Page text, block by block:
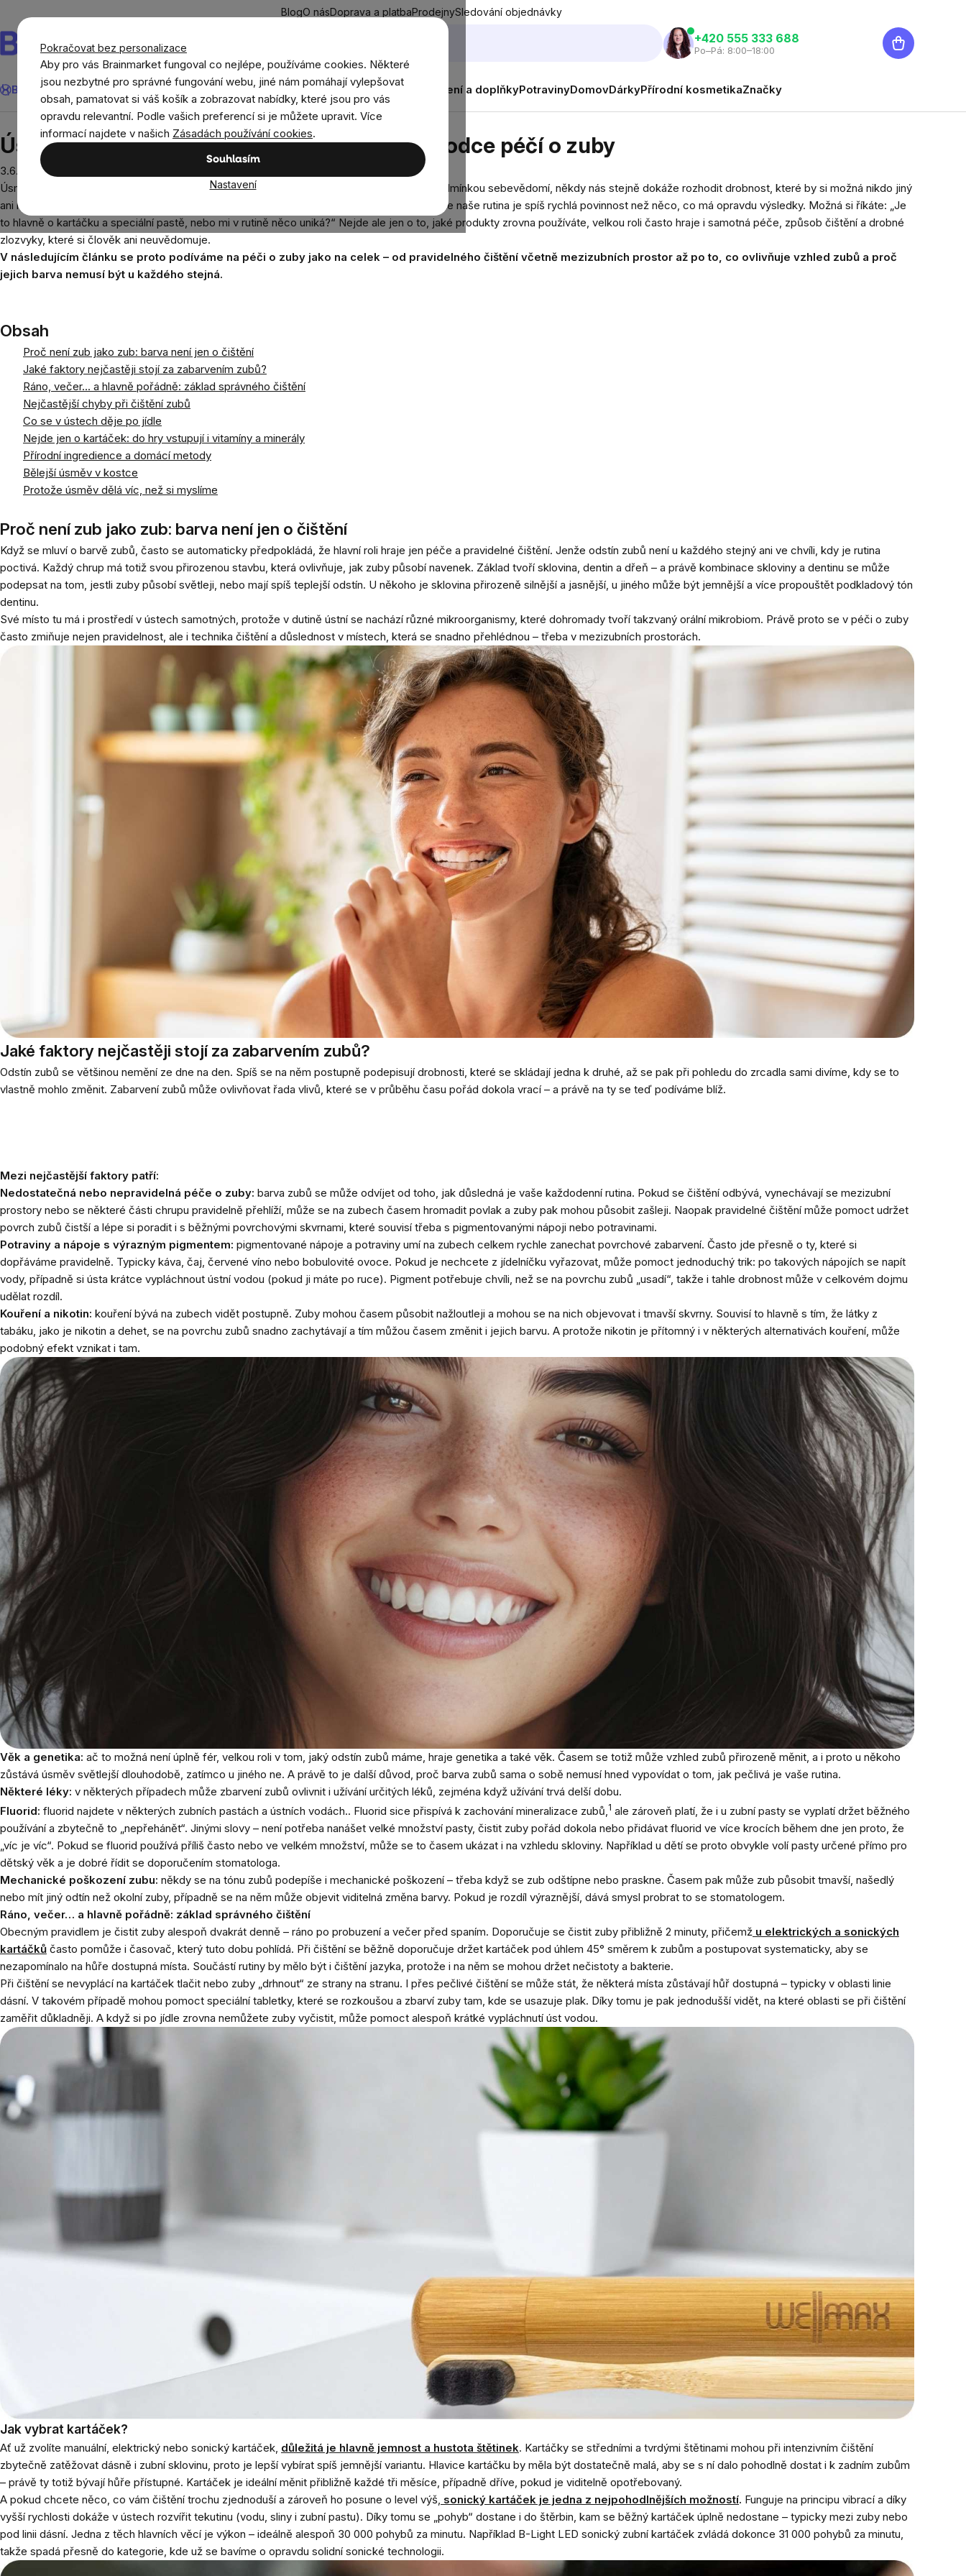
Pokračovat bez personalizace
Aby pro vás Brainmarket fungoval co nejlépe, používáme cookies. Některé
jsou nezbytné pro správné fungování webu, jiné nám pomáhají vylepšovat
obsah, pamatovat si váš košík a zobrazovat nabídky, které jsou pro vás
opravdu relevantní. Podle vašich preferencí si je můžete upravit. Více
informací najdete v našich Zásadách používání cookies.
Souhlasím
Nastavení
obsah
BlogO násDoprava a platbaProdejnySledování objednávky
Hledat
‭+420 555 333 688
Po–Pá: 8:00–18:00
Nákupní
košík
BrainMax® Léto Ušetři CíleDoplňky stravy a výživaNovinkyMužiŽenyDěti Oblečení a doplňkyPotravinyDomovDárkyPřírodní kosmetikaZnačky
Blog Úsměv začíná v koupelně: Jednoduchý průvodce péčí o zuby
Úsměv začíná v koupelně: Jednoduchý průvodce péčí o zuby
3.6.2024
Úsměv je často to první, čeho si na nás lidé všimnou. A i když víme, že dokonalost není podmínkou sebevědomí, někdy nás stejně dokáže rozhodit drobnost, které by si možná nikdo jiný
ani nevšiml. Nažloutlý odstín, skvrnky od kávy, pocit „ne úplně čistých“ zubů nebo dojem, že naše rutina je spíš rychlá povinnost než něco, co má opravdu výsledky. Možná si říkáte: „Je
to hlavně o kartáčku a speciální pastě, nebo mi v rutině něco uniká?“ Nejde ale jen o to, jaké produkty zrovna používáte, velkou roli často hraje i samotná péče, způsob čištění a drobné
zlozvyky, které si člověk ani neuvědomuje.
V následujícím článku se proto podíváme na péči o zuby jako na celek – od pravidelného čištění včetně mezizubních prostor až po to, co ovlivňuje vzhled zubů a proč
jejich barva nemusí být u každého stejná.
Obsah
Proč není zub jako zub: barva není jen o čištění
Jaké faktory nejčastěji stojí za zabarvením zubů?
Ráno, večer… a hlavně pořádně: základ správného čištění
Nejčastější chyby při čištění zubů
Co se v ústech děje po jídle
Nejde jen o kartáček: do hry vstupují i vitamíny a minerály
Přírodní ingredience a domácí metody
Bělejší úsměv v kostce
Protože úsměv dělá víc, než si myslíme
Proč není zub jako zub: barva není jen o čištění
Když se mluví o barvě zubů, často se automaticky předpokládá, že hlavní roli hraje jen péče a pravidelné čištění. Jenže odstín zubů není u každého stejný ani ve chvíli, kdy je rutina
poctivá. Každý chrup má totiž svou přirozenou stavbu, která ovlivňuje, jak zuby působí navenek. Základ tvoří sklovina, dentin a dřeň – a právě kombinace skloviny a dentinu se může
podepsat na tom, jestli zuby působí světleji, nebo mají spíš teplejší odstín. U někoho je sklovina přirozeně silnější a jasnější, u jiného může být jemnější a více propouštět podkladový tón
dentinu.
Své místo tu má i prostředí v ústech samotných, protože v dutině ústní se nachází různé mikroorganismy, které dohromady tvoří takzvaný orální mikrobiom. Právě proto se v péči o zuby
často zmiňuje nejen pravidelnost, ale i technika čištění a důslednost v místech, která se snadno přehlédnou – třeba v mezizubních prostorách.
Jaké faktory nejčastěji stojí za zabarvením zubů?
Odstín zubů se většinou nemění ze dne na den. Spíš se na něm postupně podepisují drobnosti, které se skládají jedna k druhé, až se pak při pohledu do zrcadla sami divíme, kdy se to
vlastně mohlo změnit. Zabarvení zubů může ovlivňovat řada vlivů, které se v průběhu času pořád dokola vrací – a právě na ty se teď podíváme blíž.
Mezi nejčastější faktory patří:
Nedostatečná nebo nepravidelná péče o zuby: barva zubů se může odvíjet od toho, jak důsledná je vaše každodenní rutina. Pokud se čištění odbývá, vynechávají se mezizubní
prostory nebo se některé části chrupu pravidelně přehlíží, může se na zubech časem hromadit povlak a zuby pak mohou působit zašleji. Naopak pravidelné čištění může pomoct udržet
povrch zubů čistší a lépe si poradit i s běžnými povrchovými skvrnami, které souvisí třeba s pigmentovanými nápoji nebo potravinami.
Potraviny a nápoje s výrazným pigmentem: pigmentované nápoje a potraviny umí na zubech celkem rychle zanechat povrchové zabarvení. Často jde přesně o ty, které si
dopřáváme pravidelně. Typicky káva, čaj, červené víno nebo bobulovité ovoce. Pokud je nechcete z jídelníčku vyřazovat, může pomoct jednoduchý trik: po takových nápojích se napít
vody, případně si ústa krátce vypláchnout ústní vodou (pokud ji máte po ruce). Pigment potřebuje chvíli, než se na povrchu zubů „usadí“, takže i tahle drobnost může v celkovém dojmu
udělat rozdíl.
Kouření a nikotin: kouření bývá na zubech vidět postupně. Zuby mohou časem působit nažloutleji a mohou se na nich objevovat i tmavší skvrny. Souvisí to hlavně s tím, že látky z
tabáku, jako je nikotin a dehet, se na povrchu zubů snadno zachytávají a tím můžou časem změnit i jejich barvu. A protože nikotin je přítomný i v některých alternativách kouření, může
podobný efekt vznikat i tam.
Věk a genetika: ač to možná není úplně fér, velkou roli v tom, jaký odstín zubů máme, hraje genetika a také věk. Časem se totiž může vzhled zubů přirozeně měnit, a i proto u někoho
zůstává úsměv světlejší dlouhodobě, zatímco u jiného ne. A právě to je další důvod, proč barva zubů sama o sobě nemusí hned vypovídat o tom, jak pečlivá je vaše rutina.
Některé léky: v některých případech může zbarvení zubů ovlivnit i užívání určitých léků, zejména když užívání trvá delší dobu.
Fluorid: fluorid najdete v některých zubních pastách a ústních vodách.. Fluorid sice přispívá k zachování mineralizace zubů,1 ale zároveň platí, že i u zubní pasty se vyplatí držet běžného
používání a zbytečně to „nepřehánět“. Jinými slovy – není potřeba nanášet velké množství pasty, čistit zuby pořád dokola nebo přidávat fluorid ve více krocích během dne jen proto, že
„víc je víc“. Pokud se fluorid používá příliš často nebo ve velkém množství, může se to časem ukázat i na vzhledu skloviny. Například u dětí se proto obvykle volí pasty určené přímo pro
dětský věk a je dobré řídit se doporučením stomatologa.
Mechanické poškození zubu: někdy se na tónu zubů podepíše i mechanické poškození – třeba když se zub odštípne nebo praskne. Časem pak může zub působit tmavší, našedlý
nebo mít jiný odtín než okolní zuby, případně se na něm může objevit viditelná změna barvy. Pokud je rozdíl výraznější, dává smysl probrat to se stomatologem.
Ráno, večer… a hlavně pořádně: základ správného čištění
Obecným pravidlem je čistit zuby alespoň dvakrát denně – ráno po probuzení a večer před spaním. Doporučuje se čistit zuby přibližně 2 minuty, přičemž u elektrických a sonických
kartáčků často pomůže i časovač, který tuto dobu pohlídá. Při čištění se běžně doporučuje držet kartáček pod úhlem 45° směrem k zubům a postupovat systematicky, aby se
nezapomínalo na hůře dostupná místa. Součástí rutiny by mělo být i čištění jazyka, protože i na něm se mohou držet nečistoty a bakterie.
Při čištění se nevyplácí na kartáček tlačit nebo zuby „drhnout“ ze strany na stranu. I přes pečlivé čištění se může stát, že některá místa zůstávají hůř dostupná – typicky v oblasti linie
dásní. V takovém případě mohou pomoct speciální tabletky, které se rozkoušou a zbarví zuby tam, kde se usazuje plak. Díky tomu je pak jednodušší vidět, na které oblasti se při čištění
zaměřit důkladněji. A když si po jídle zrovna nemůžete zuby vyčistit, může pomoct alespoň krátké vypláchnutí úst vodou.
Jak vybrat kartáček?
Ať už zvolíte manuální, elektrický nebo sonický kartáček, důležitá je hlavně jemnost a hustota štětinek. Kartáčky se středními a tvrdými štětinami mohou při intenzivním čištění
zbytečně zatěžovat dásně i zubní sklovinu, proto je lepší vybírat spíš jemnější variantu. Hlavice kartáčku by měla být dostatečně malá, aby se s ní dalo pohodlně dostat i k zadním zubům
– právě ty totiž bývají hůře přístupné. Kartáček je ideální měnit přibližně každé tři měsíce, případně dříve, pokud je viditelně opotřebovaný.
A pokud chcete něco, co vám čištění trochu zjednoduší a zároveň ho posune o level výš, sonický kartáček je jedna z nejpohodlnějších možností. Funguje na principu vibrací a díky
vyšší rychlosti dokáže v ústech rozvířit tekutinu (vodu, sliny i zubní pastu). Díky tomu se „pohyb“ dostane i do štěrbin, kam se běžný kartáček úplně nedostane – typicky mezi zuby nebo
pod linii dásní. Jedna z těch hlavních věcí je výkon – ideálně alespoň 30 000 pohybů za minutu. Například B-Light LED sonický zubní kartáček zvládá dokonce 31 000 pohybů za minutu,
takže spadá přesně do kategorie, kde už se bavíme o opravdu solidní sonické technologii.